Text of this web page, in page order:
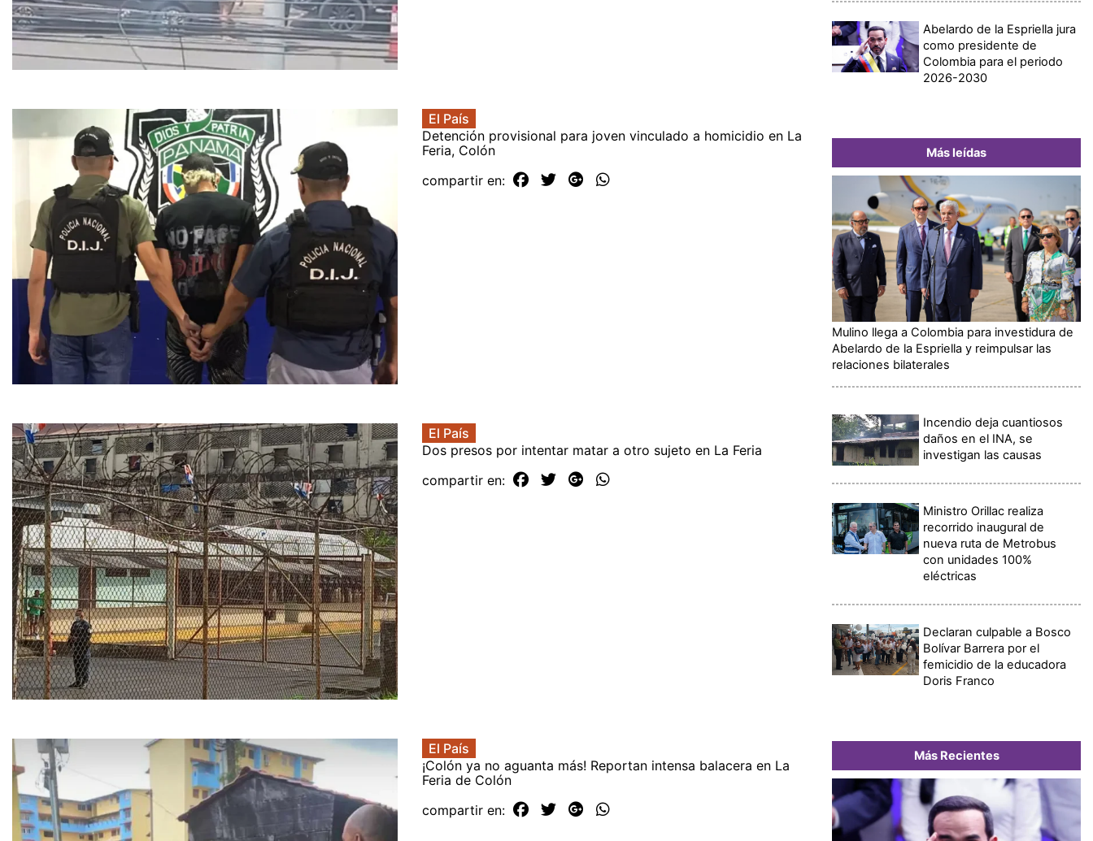
El País
Detención provisional para joven vinculado a homicidio en La
Feria, Colón
compartir en:
El País
Dos presos por intentar matar a otro sujeto en La Feria
compartir en:
El País
¡Colón ya no aguanta más! Reportan intensa balacera en La
Feria de Colón
compartir en:
Abelardo de la Espriella jura
como presidente de
Colombia para el periodo
2026-2030
Más leídas
Mulino llega a Colombia para investidura de
Abelardo de la Espriella y reimpulsar las
relaciones bilaterales
Incendio deja cuantiosos
daños en el INA, se
investigan las causas
Ministro Orillac realiza
recorrido inaugural de
nueva ruta de Metrobus
con unidades 100%
eléctricas
Declaran culpable a Bosco
Bolívar Barrera por el
femicidio de la educadora
Doris Franco
Más Recientes